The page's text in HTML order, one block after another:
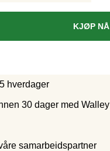
KJØP NÅ
hverdager
30 dager med Walley
samarbeidspartner